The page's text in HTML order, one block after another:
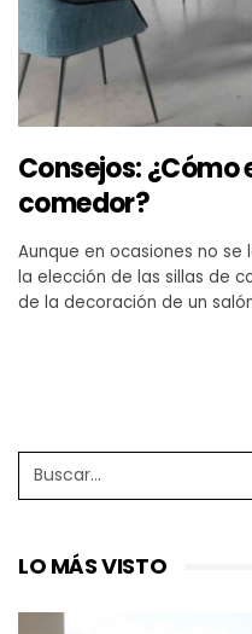
Consejos: ¿Cómo
comedor?
Aunque en ocasiones no
la elección de las sillas de
de la decoración de un
LO MÁS VISTO